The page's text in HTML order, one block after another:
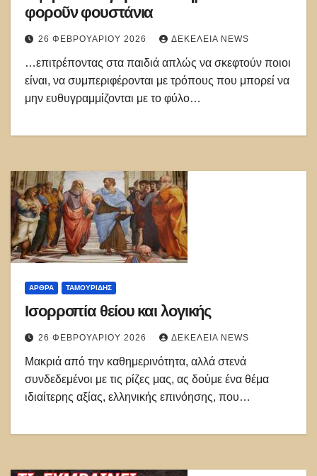
φοροῦν φουστάνια
26 ΦΕΒΡΟΥΑΡΊΟΥ 2026 ΔΕΚΈΛΕΙΑ NEWS
…επιτρέποντας στα παιδιά απλώς να σκεφτούν ποιοι
είναι, να συμπεριφέρονται με τρόπους που μπορεί να
μην ευθυγραμμίζονται με το φύλο…
ΑΡΘΡΑ ΤΑΜΟΥΡΊΔΗΣ
Ισορροπία θείου και λογικής
26 ΦΕΒΡΟΥΑΡΊΟΥ 2026 ΔΕΚΈΛΕΙΑ NEWS
Μακριά από την καθημερινότητα, αλλά στενά
συνδεδεμένοι με τις ρίζες μας, ας δούμε ένα θέμα
ιδιαίτερης αξίας, ελληνικής επινόησης, που…